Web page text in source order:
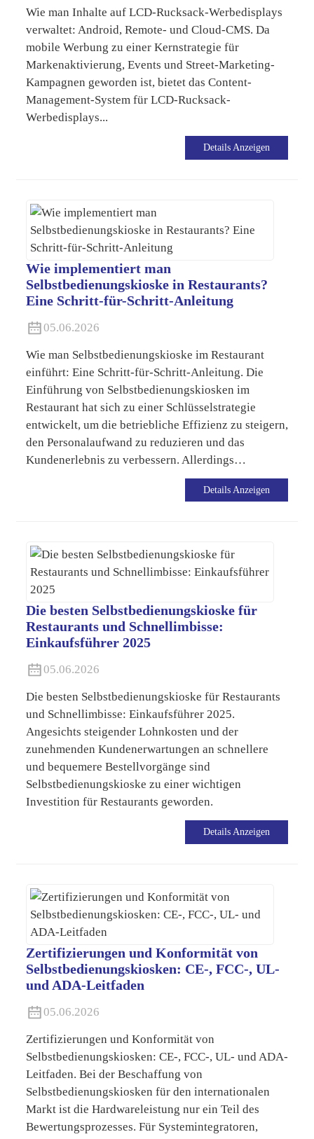
Wie man Inhalte auf LCD-Rucksack-Werbedisplays
verwaltet: Android, Remote- und Cloud-CMS. Da
mobile Werbung zu einer Kernstrategie für
Markenaktivierung, Events und Street-Marketing-
Kampagnen geworden ist, bietet das Content-
Management-System für LCD-Rucksack-
Werbedisplays...
Details Anzeigen
Wie implementiert man
Selbstbedienungskioske in Restaurants?
Eine Schritt-für-Schritt-Anleitung
05.06.2026
Wie man Selbstbedienungskioske im Restaurant
einführt: Eine Schritt-für-Schritt-Anleitung. Die
Einführung von Selbstbedienungskiosken im
Restaurant hat sich zu einer Schlüsselstrategie
entwickelt, um die betriebliche Effizienz zu steigern,
den Personalaufwand zu reduzieren und das
Kundenerlebnis zu verbessern. Allerdings…
Details Anzeigen
Die besten Selbstbedienungskioske für
Restaurants und Schnellimbisse:
Einkaufsführer 2025
05.06.2026
Die besten Selbstbedienungskioske für Restaurants
und Schnellimbisse: Einkaufsführer 2025.
Angesichts steigender Lohnkosten und der
zunehmenden Kundenerwartungen an schnellere
und bequemere Bestellvorgänge sind
Selbstbedienungskioske zu einer wichtigen
Investition für Restaurants geworden.
Details Anzeigen
Zertifizierungen und Konformität von
Selbstbedienungskiosken: CE-, FCC-, UL-
und ADA-Leitfaden
05.06.2026
Zertifizierungen und Konformität von
Selbstbedienungskiosken: CE-, FCC-, UL- und ADA-
Leitfaden. Bei der Beschaffung von
Selbstbedienungskiosken für den internationalen
Markt ist die Hardwareleistung nur ein Teil des
Bewertungsprozesses. Für Systemintegratoren,